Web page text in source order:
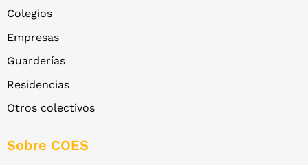
Colegios
Empresas
Guarderías
Residencias
Otros colectivos
Sobre COES